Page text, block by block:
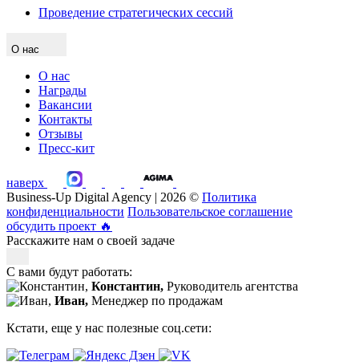
Проведение стратегических сессий
О нас
О нас
Награды
Вакансии
Контакты
Отзывы
Пресс-кит
наверх
Business-Up Digital Agency | 2026 © Политика
конфиденциальности Пользовательское соглашение
обсудить проект 🔥
Расскажите нам о своей задаче
С вами будут работать:
Константин, Руководитель агентства
Иван, Менеджер по продажам
Кстати, еще у нас полезные соц.сети: